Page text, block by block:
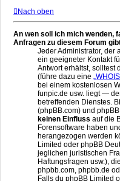
Nach oben
An wen soll ich mich wenden,
Anfragen zu diesem Forum
Jeder Administrator, der
ein geeigneter Kontakt
Antwort erhältst, solltest
(führe dazu eine
bei einem kostenlosen
funpic.de usw. liegt —
betreffenden Dienstes.
(phpBB.com) und
keinen Einfluss auf die
Forensoftware haben
herangezogen werden
Limited oder phpBB
jeglichen juristischen
Haftungsfragen usw.), die
phpbb.com, phpbb.de
Falls du phpBB Limited